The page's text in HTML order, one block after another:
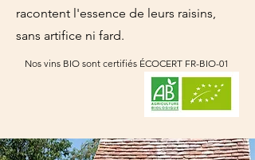
racontent l'essence de leurs raisins,
sans artifice ni fard.
Nos vins BIO sont certifiés ÉCOCERT FR-BIO-01